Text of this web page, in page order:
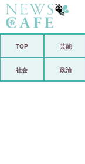
TOP 芸能
社会 政治